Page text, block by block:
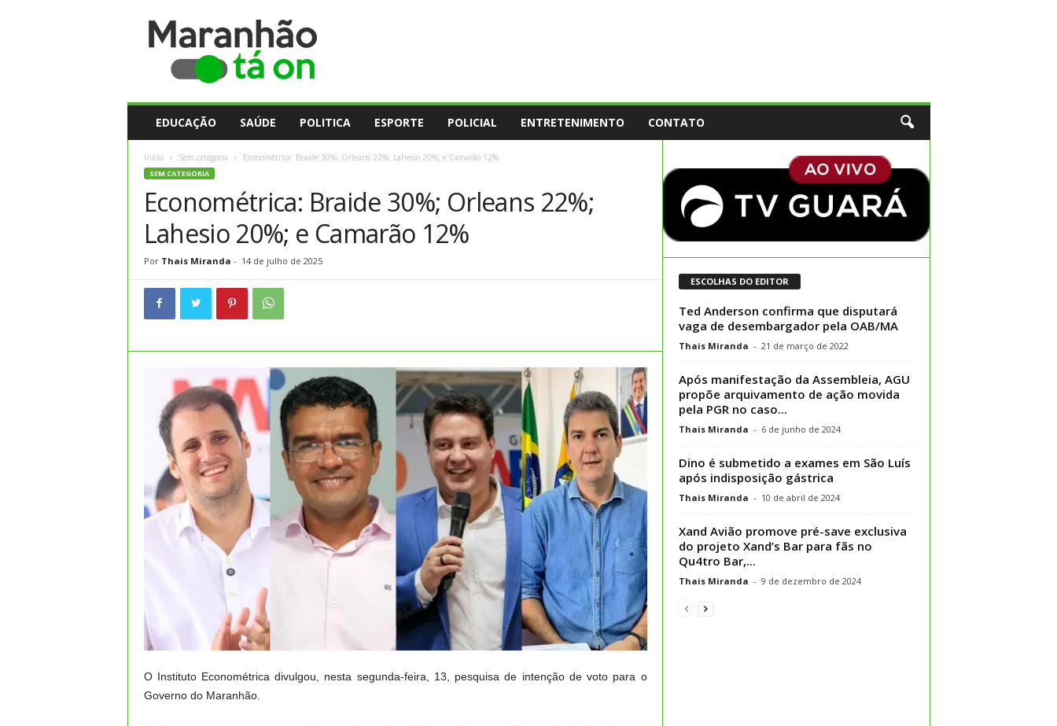
EDUCAÇÃO SAÚDE POLITICA ESPORTE POLICIAL ENTRETENIMENTO CONTATO
Início Sem categoria Econométrica: Braide 30%; Orleans 22%; Lahesio 20%; e Camarão 12%
SEM CATEGORIA
Econométrica: Braide 30%; Orleans 22%;
Lahesio 20%; e Camarão 12%
Por Thais Miranda - 14 de julho de 2025
O Instituto Econométrica divulgou, nesta segunda-feira, 13, pesquisa de intenção de voto para o
Governo do Maranhão.
ESCOLHAS DO EDITOR
Ted Anderson confirma que disputará
vaga de desembargador pela OAB/MA
Thais Miranda - 21 de março de 2022
Após manifestação da Assembleia, AGU
propõe arquivamento de ação movida
pela PGR no caso...
Thais Miranda - 6 de junho de 2024
Dino é submetido a exames em São Luís
após indisposição gástrica
Thais Miranda - 10 de abril de 2024
Xand Avião promove pré-save exclusiva
do projeto Xand’s Bar para fãs no
Qu4tro Bar,...
Thais Miranda - 9 de dezembro de 2024